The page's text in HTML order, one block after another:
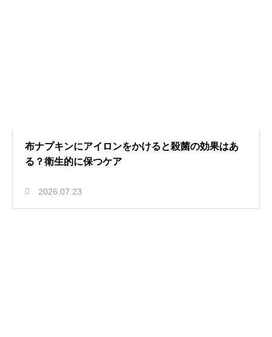
布ナプキンにアイロンをかけると殺菌の効果はあ
る？衛生的に保つケア
2026.07.23